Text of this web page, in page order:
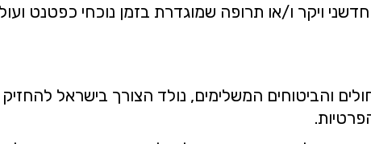
ויקר ו/או תרופה שמוגדרת בזמן נוכחי כפטנט
והביטוחים המשלימים, נולד הצורך בישראל להחזיק